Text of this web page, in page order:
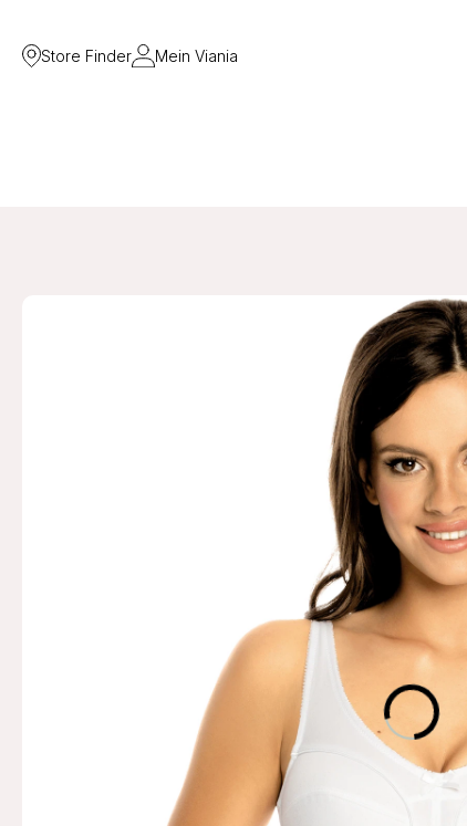
Store Finder Mein Viania